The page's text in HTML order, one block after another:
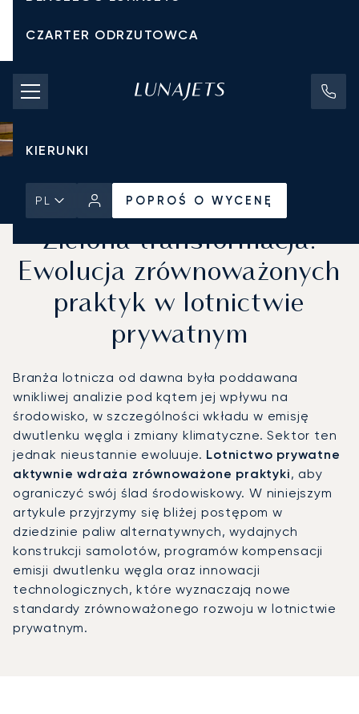
CZARTER ODRZUTOWCA
KOSZTY CZARTERU
PRYWATNE ODRZUTOWCE
KIERUNKI
PL POPROŚ O WYCENĘ
Strona Główna Wiadomości i Perspektywy
Zielona transformacja:
Ewolucja zrównoważonych
praktyk w lotnictwie
prywatnym
Branża lotnicza od dawna była poddawana
wnikliwej analizie pod kątem jej wpływu na
środowisko, w szczególności wkładu w emisję
dwutlenku węgla i zmiany klimatyczne. Sektor ten
jednak nieustannie ewoluuje. Lotnictwo prywatne
aktywnie wdraża zrównoważone praktyki, aby
ograniczyć swój ślad środowiskowy. W niniejszym
artykule przyjrzymy się bliżej postępom w
dziedzinie paliw alternatywnych, wydajnych
konstrukcji samolotów, programów kompensacji
emisji dwutlenku węgla oraz innowacji
technologicznych, które wyznaczają nowe
standardy zrównoważonego rozwoju w lotnictwie
prywatnym.